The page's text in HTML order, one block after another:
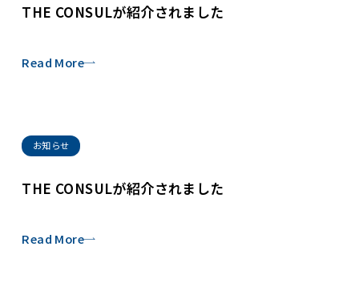
THE CONSULが紹介されました
Read More
お知らせ
THE CONSULが紹介されました
Read More